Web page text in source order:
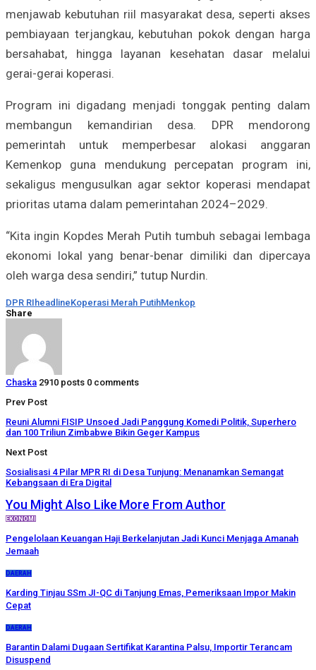
menjawab kebutuhan riil masyarakat desa, seperti akses
pembiayaan terjangkau, kebutuhan pokok dengan harga
bersahabat, hingga layanan kesehatan dasar melalui
gerai-gerai koperasi.
Program ini digadang menjadi tonggak penting dalam
membangun kemandirian desa. DPR mendorong
pemerintah untuk memperbesar alokasi anggaran
Kemenkop guna mendukung percepatan program ini,
sekaligus mengusulkan agar sektor koperasi mendapat
prioritas utama dalam pemerintahan 2024–2029.
“Kita ingin Kopdes Merah Putih tumbuh sebagai lembaga
ekonomi lokal yang benar-benar dimiliki dan dipercaya
oleh warga desa sendiri,” tutup Nurdin.
DPR RI headlineKoperasi Merah PutihMenkop
Share
Chaska 2910 posts 0 comments
Prev Post
Reuni Alumni FISIP Unsoed Jadi Panggung Komedi Politik, Superhero
dan 100 Triliun Zimbabwe Bikin Geger Kampus
Next Post
Sosialisasi 4 Pilar MPR RI di Desa Tunjung: Menanamkan Semangat
Kebangsaan di Era Digital
You Might Also Like More From Author
EKONOMI
Pengelolaan Keuangan Haji Berkelanjutan Jadi Kunci Menjaga Amanah
Jemaah
DAERAH
Karding Tinjau SSm JI-QC di Tanjung Emas, Pemeriksaan Impor Makin
Cepat
DAERAH
Barantin Dalami Dugaan Sertifikat Karantina Palsu, Importir Terancam
Disuspend